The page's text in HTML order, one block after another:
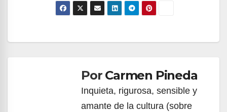
Navegación
entradasPor Carmen Pineda
Inquieta, rigurosa, sensible y
amante de la cultura (sobre